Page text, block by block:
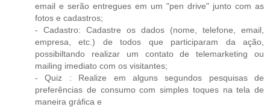
email e serão entregues em um "pen drive" junto com as
fotos e cadastros;
- Cadastro: Cadastre os dados (nome, telefone, email,
empresa, etc.) de todos que participaram da ação,
possibiltando realizar um contato de telemarketing ou
mailing imediato com os visitantes;
- Quiz : Realize em alguns segundos pesquisas de
preferências de consumo com simples toques na tela de
maneira gráfica e